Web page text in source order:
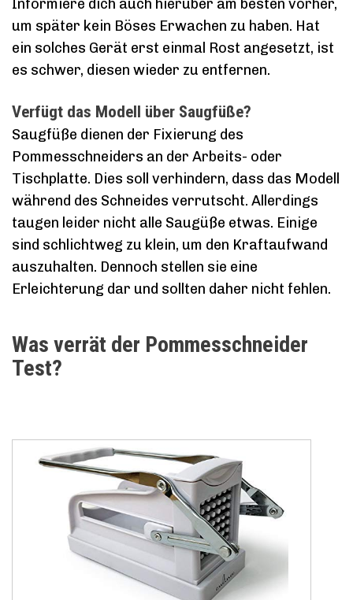
Informiere dich auch hierüber am besten vorher,
um später kein Böses Erwachen zu haben. Hat
ein solches Gerät erst einmal Rost angesetzt, ist
es schwer, diesen wieder zu entfernen.
Verfügt das Modell über Saugfüße?
Saugfüße dienen der Fixierung des
Pommesschneiders an der Arbeits- oder
Tischplatte. Dies soll verhindern, dass das Modell
während des Schneides verrutscht. Allerdings
taugen leider nicht alle Saugüße etwas. Einige
sind schlichtweg zu klein, um den Kraftaufwand
auszuhalten. Dennoch stellen sie eine
Erleichterung dar und sollten daher nicht fehlen.
Was verrät der Pommesschneider
Test?